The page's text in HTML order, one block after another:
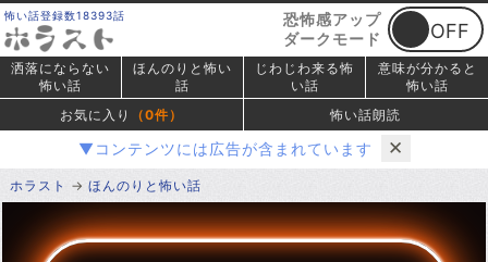
怖い話登録数18393話
恐怖感アップ
ダークモード
洒落にならない
怖い話
ほんのりと怖い
話
じわじわ来る怖
い話
意味が分かると
怖い話
お気に入り
（0件） 怖い話朗読
▼コンテンツには広告が含まれています ✕
ホラスト ほんのりと怖い話